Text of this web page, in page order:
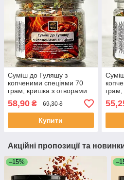
Суміш до Гуляшу з
копченими спеціями 70
грам, кришка з отворами
58,90 ₴ 69,30 ₴
Купити
Акційні пропозиції та
–15%